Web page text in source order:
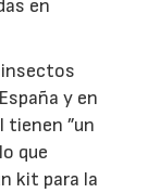
en
insectos
y en
tienen ”un
que
kit para la